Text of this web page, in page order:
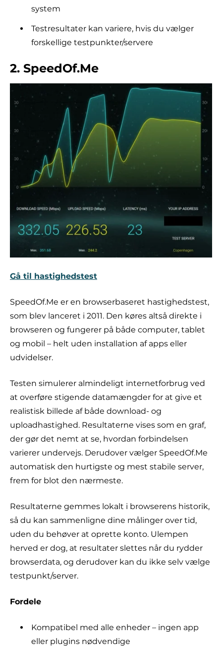
system
Testresultater kan variere, hvis du vælger
forskellige testpunkter/servere
2. SpeedOf.Me
Gå til hastighedstest
SpeedOf.Me er en browserbaseret hastighedstest,
som blev lanceret i 2011. Den køres altså direkte i
browseren og fungerer på både computer, tablet
og mobil – helt uden installation af apps eller
udvidelser.
Testen simulerer almindeligt internetforbrug ved
at overføre stigende datamængder for at give et
realistisk billede af både download- og
uploadhastighed. Resultaterne vises som en graf,
der gør det nemt at se, hvordan forbindelsen
varierer undervejs. Derudover vælger SpeedOf.Me
automatisk den hurtigste og mest stabile server,
frem for blot den nærmeste.
Resultaterne gemmes lokalt i browserens historik,
så du kan sammenligne dine målinger over tid,
uden du behøver at oprette konto. Ulempen
herved er dog, at resultater slettes når du rydder
browserdata, og derudover kan du ikke selv vælge
testpunkt/server.
Fordele
Kompatibel med alle enheder – ingen app
eller plugins nødvendige